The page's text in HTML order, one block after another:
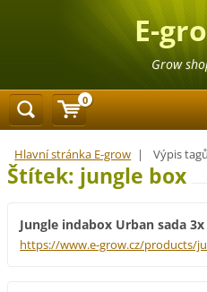
E-
Grow
Hlavní stránka E-grow | Výpis tagů
Štítek: jungle box
Jungle indabox Urban sada 3x
https://www.e-grow.cz/products/
0